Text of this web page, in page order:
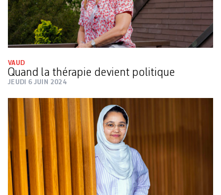
VAUD
Quand la thérapie devient politique
JEUDI 6 JUIN 2024